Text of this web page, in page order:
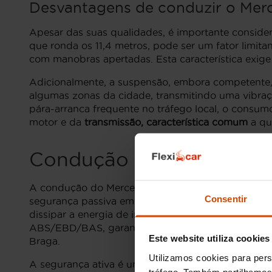
Consentir
Este website utiliza cookies
Utilizamos cookies para
Desvantagens de conduzir o
Apesar das suas qualidades, é importante
que ronda os 11,4 metros, pode ser um fator
com manobras apertadas. Esta característica
Adicionalmente, a suspensão, embora
algumas zonas da cidade, transmitindo uma
pára-arranca frequente no tráfego local, o
motor e da transmissão, característica comum a
Condução e segurança
A condução do Mercedes Benz Classe Gla é
segurança passiva em caso de colisão. A
dissipar a energia de impacto de forma
ABS/EBD/BAS, garante distâncias de travagem
Braga.
A segurança ativa é um pilar no Gla,